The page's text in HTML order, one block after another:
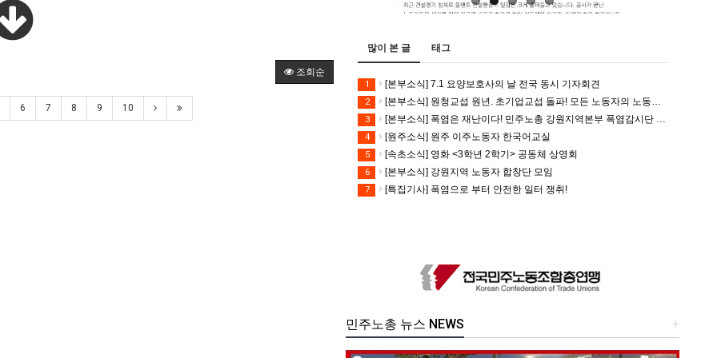
조회순
6 7 8 9 10
많이 본 글 태그
1 [본부소식] 7.1 요양보호사의 날 전국 동시 기자회견
2 [본부소식] 원청교섭 원년. 초기업교섭 돌파! 모든 노동자의 노동기본권 쟁취! 민주노총 7.15 총파업대회
3 [본부소식] 폭염은 재난이다! 민주노총 강원지역본부 폭염감시단 선포 기자회견
4 [원주소식] 원주 이주노동자 한국어교실
5 [속초소식] 영화 <3학년 2학기> 공동체 상영회
6 [본부소식] 강원지역 노동자 합창단 모임
7 [특집기사] 폭염으로 부터 안전한 일터 쟁취!
+
민주노총 뉴스 NEWS